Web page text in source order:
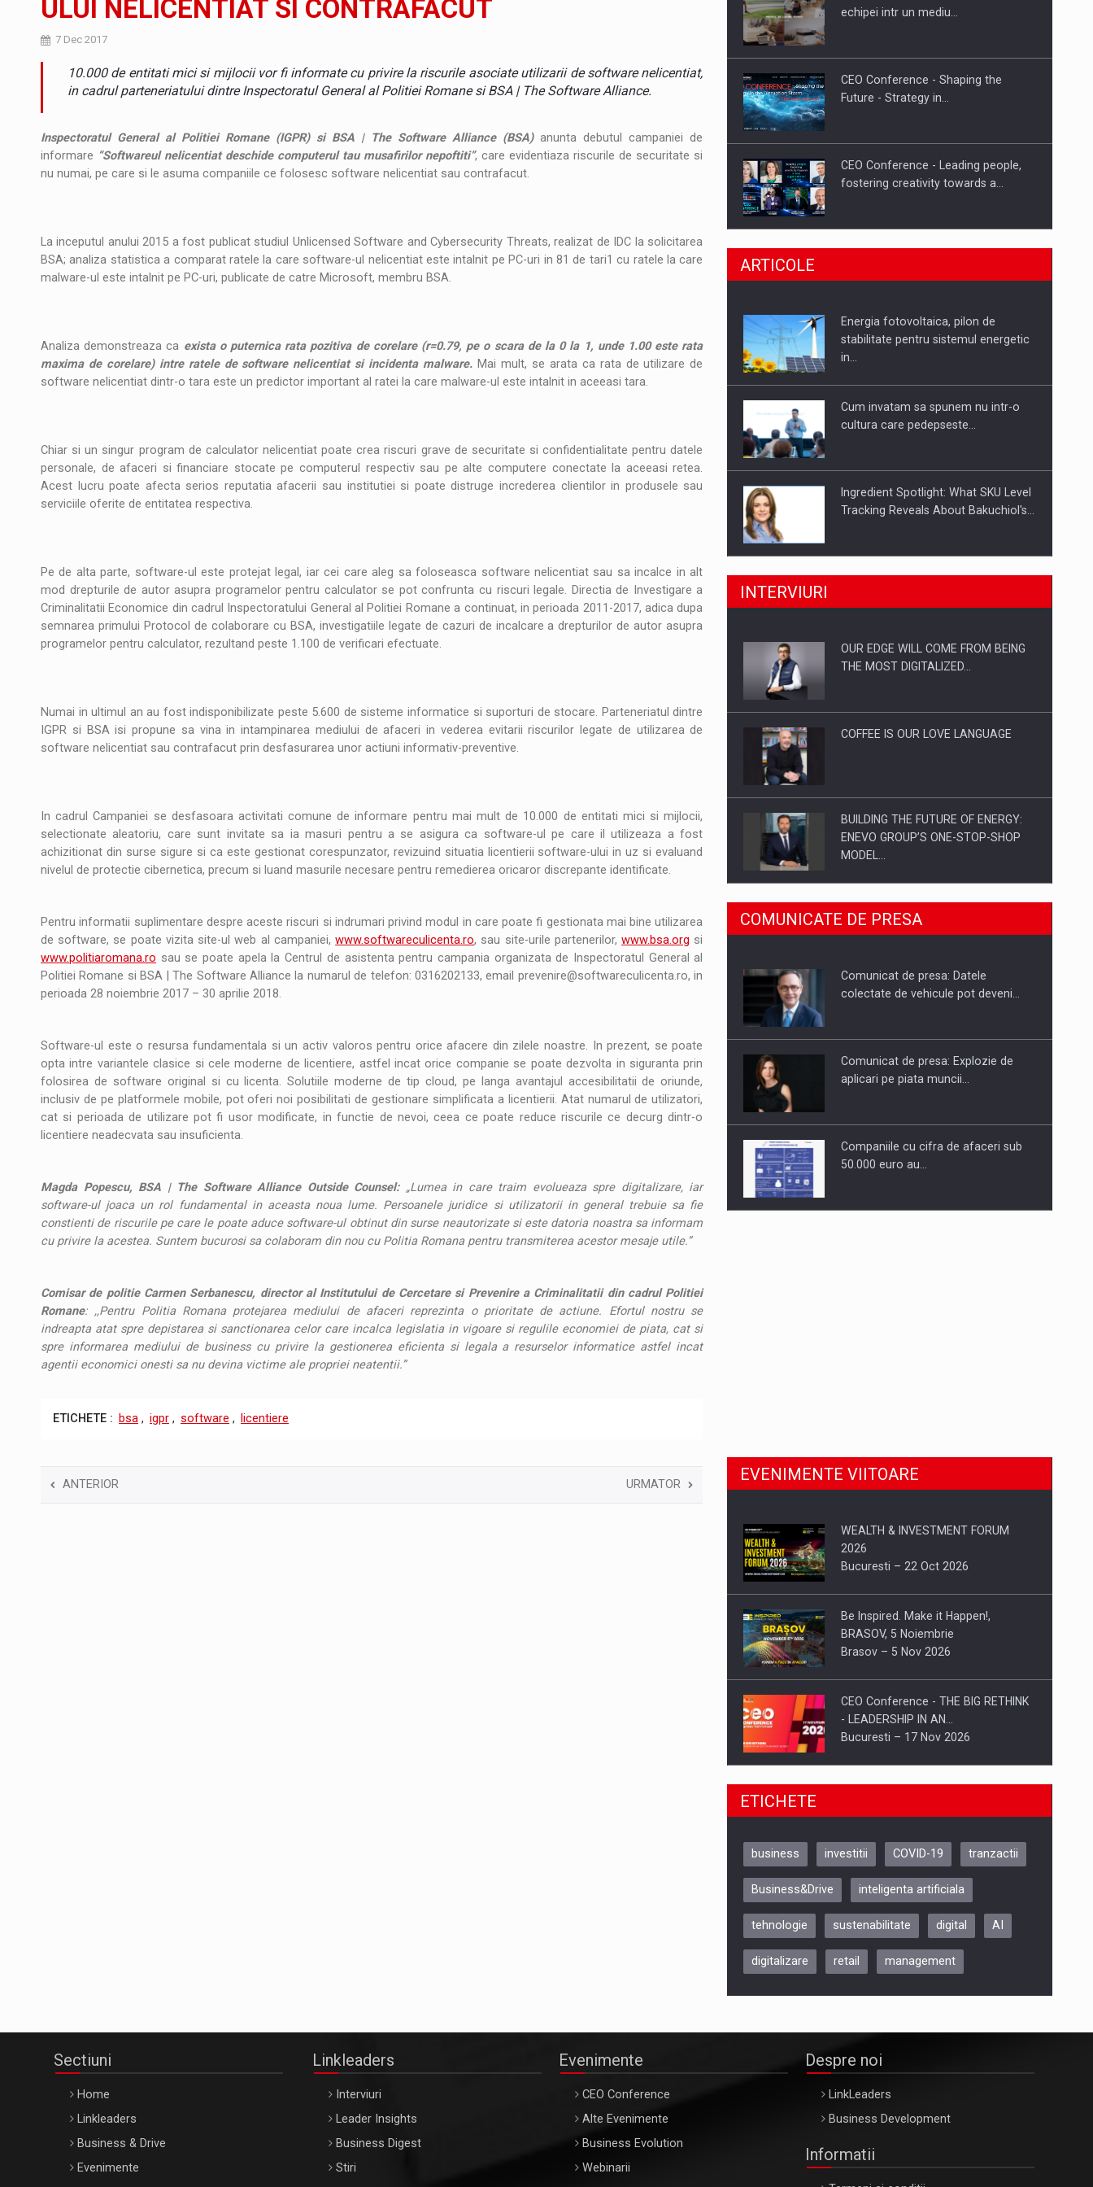
Noul Mercedes-Benz VLE este acum disponibil pentru comanda intr-o gama extinsa de variante atragatoare
STIRI
ARTICOLE Proteinmaxxing and the Future of Protein Demand
ULUI NELICENTIAT SI CONTRAFACUT
7 Dec 2017
10.000 de entitati mici si mijlocii vor fi informate cu privire la riscurile asociate utilizarii de software nelicentiat,
in cadrul parteneriatului dintre Inspectoratul General al Politiei Romane si BSA | The Software Alliance.
Inspectoratul General al Politiei Romane (IGPR) si BSA | The Software Alliance (BSA)anunta debutul campaniei de
informare “Softwareul nelicentiat deschide computerul tau musafirilor nepoftiti”, care evidentiaza riscurile de securitate si
nu numai, pe care si le asuma companiile ce folosesc software nelicentiat sau contrafacut.
La inceputul anului 2015 a fost publicat studiul Unlicensed Software and Cybersecurity Threats, realizat de IDC la solicitarea
BSA; analiza statistica a comparat ratele la care software-ul nelicentiat este intalnit pe PC-uri in 81 de tari1 cu ratele la care
malware-ul este intalnit pe PC-uri, publicate de catre Microsoft, membru BSA.
Analiza demonstreaza ca exista o puternica rata pozitiva de corelare (r=0.79, pe o scara de la 0 la 1, unde 1.00 este rata
maxima de corelare) intre ratele de software nelicentiat si incidenta malware. Mai mult, se arata ca rata de utilizare de
software nelicentiat dintr-o tara este un predictor important al ratei la care malware-ul este intalnit in aceeasi tara.
Chiar si un singur program de calculator nelicentiat poate crea riscuri grave de securitate si confidentialitate pentru datele
personale, de afaceri si financiare stocate pe computerul respectiv sau pe alte computere conectate la aceeasi retea.
Acest lucru poate afecta serios reputatia afacerii sau institutiei si poate distruge increderea clientilor in produsele sau
serviciile oferite de entitatea respectiva.
Pe de alta parte, software-ul este protejat legal, iar cei care aleg sa foloseasca software nelicentiat sau sa incalce in alt
mod drepturile de autor asupra programelor pentru calculator se pot confrunta cu riscuri legale. Directia de Investigare a
Criminalitatii Economice din cadrul Inspectoratului General al Politiei Romane a continuat, in perioada 2011-2017, adica dupa
semnarea primului Protocol de colaborare cu BSA, investigatiile legate de cazuri de incalcare a drepturilor de autor asupra
programelor pentru calculator, rezultand peste 1.100 de verificari efectuate.
Numai in ultimul an au fost indisponibilizate peste 5.600 de sisteme informatice si suporturi de stocare. Parteneriatul dintre
IGPR si BSA isi propune sa vina in intampinarea mediului de afaceri in vederea evitarii riscurilor legate de utilizarea de
software nelicentiat sau contrafacut prin desfasurarea unor actiuni informativ-preventive.
In cadrul Campaniei se desfasoara activitati comune de informare pentru mai mult de 10.000 de entitati mici si mijlocii,
selectionate aleatoriu, care sunt invitate sa ia masuri pentru a se asigura ca software-ul pe care il utilizeaza a fost
achizitionat din surse sigure si ca este gestionat corespunzator, revizuind situatia licentierii software-ului in uz si evaluand
nivelul de protectie cibernetica, precum si luand masurile necesare pentru remedierea oricaror discrepante identificate.
Pentru informatii suplimentare despre aceste riscuri si indrumari privind modul in care poate fi gestionata mai bine utilizarea
de software, se poate vizita site-ul web al campaniei,www.softwareculicenta.ro, sau site-urile partenerilor,www.bsa.org si
www.politiaromana.ro sau se poate apela la Centrul de asistenta pentru campania organizata de Inspectoratul General al
Politiei Romane si BSA | The Software Alliance la numarul de telefon: 0316202133, email prevenire@softwareculicenta.ro, in
perioada 28 noiembrie 2017 – 30 aprilie 2018.
Software-ul este o resursa fundamentala si un activ valoros pentru orice afacere din zilele noastre. In prezent, se poate
opta intre variantele clasice si cele moderne de licentiere, astfel incat orice companie se poate dezvolta in siguranta prin
folosirea de software original si cu licenta. Solutiile moderne de tip cloud, pe langa avantajul accesibilitatii de oriunde,
inclusiv de pe platformele mobile, pot oferi noi posibilitati de gestionare simplificata a licentierii. Atat numarul de utilizatori,
cat si perioada de utilizare pot fi usor modificate, in functie de nevoi, ceea ce poate reduce riscurile ce decurg dintr-o
licentiere neadecvata sau insuficienta.
Magda Popescu, BSA | The Software Alliance Outside Counsel:„Lumea in care traim evolueaza spre digitalizare, iar
software-ul joaca un rol fundamental in aceasta noua lume. Persoanele juridice si utilizatorii in general trebuie sa fie
constienti de riscurile pe care le poate aduce software-ul obtinut din surse neautorizate si este datoria noastra sa informam
cu privire la acestea. Suntem bucurosi sa colaboram din nou cu Politia Romana pentru transmiterea acestor mesaje utile.”
Comisar de politie Carmen Serbanescu, director al Institutului de Cercetare si Prevenire a Criminalitatii din cadrul Politiei
Romane: ,,Pentru Politia Romana protejarea mediului de afaceri reprezinta o prioritate de actiune. Efortul nostru se
indreapta atat spre depistarea si sanctionarea celor care incalca legislatia in vigoare si regulile economiei de piata, cat si
spre informarea mediului de business cu privire la gestionerea eficienta si legala a resurselor informatice astfel incat
agentii economici onesti sa nu devina victime ale propriei neatentii.”
ETICHETE : bsa , igpr , software , licentiere
ANTERIOR URMATOR
Hard Enduro Piatra Craiului 2026,
echipei intr un mediu…
CEO Conference - Shaping the
Future - Strategy in…
CEO Conference - Leading people,
fostering creativity towards a…
CEO Conference - Shaping The
Webinar - Business Evolution-
RETHINK STRATEGY-Finantare
ARTICOLE
Energia fotovoltaica, pilon de
stabilitate pentru sistemul energetic
in…
Cum invatam sa spunem nu intr-o
cultura care pedepseste…
Ingredient Spotlight: What SKU Level
Tracking Reveals About Bakuchiol's…
Producatorii si comerciantii care nu
Proteinmaxxing and the Future of
INTERVIURI
OUR EDGE WILL COME FROM BEING
THE MOST DIGITALIZED…
COFFEE IS OUR LOVE LANGUAGE
BUILDING THE FUTURE OF ENERGY:
ENEVO GROUP’S ONE-STOP-SHOP
MODEL…
ROOTED IN ROMANIA, BUILT TO
DELIVER TECHNOLOGY FOR THE…
PUTTING ROMANIAN CORPORATE
COMUNICATE DE PRESA
Comunicat de presa: Datele
colectate de vehicule pot deveni…
Comunicat de presa: Explozie de
aplicari pe piata muncii…
Companiile cu cifra de afaceri sub
50.000 euro au…
EVENIMENTE VIITOARE
WEALTH & INVESTMENT FORUM
2026
Bucuresti – 22 Oct 2026
Be Inspired. Make it Happen!,
BRASOV, 5 Noiembrie
Brasov – 5 Nov 2026
CEO Conference - THE BIG RETHINK
- LEADERSHIP IN AN…
Bucuresti – 17 Nov 2026
Be Inspired. Make it Happen!, CLUJ, 9
ARTEMIS LETO, ORADEA, 8
Oradea – 8 Oct 2026
ETICHETE
business investitii COVID-19 tranzactii
Business&Drive inteligenta artificiala
tehnologie sustenabilitate digital AI
digitalizare retail management
Sectiuni
Home
Linkleaders
Business & Drive
Evenimente
Linkleaders
Interviuri
Leader Insights
Business Digest
Stiri
Evenimente
CEO Conference
Alte Evenimente
Business Evolution
Webinarii
Despre noi
LinkLeaders
Business Development
Informatii